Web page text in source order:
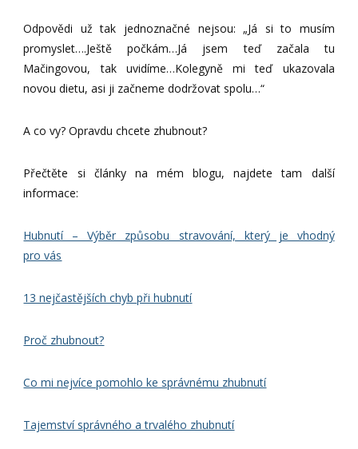
Odpovědi už tak jednoznačné nejsou: „Já si to musím
promyslet….Ještě počkám…Já jsem teď začala tu
Mačingovou, tak uvidíme…Kolegyně mi teď ukazovala
novou dietu, asi ji začneme dodržovat spolu…“
A co vy? Opravdu chcete zhubnout?
Přečtěte si články na mém blogu, najdete tam další
informace:
Hubnutí – Výběr způsobu stravování, který je vhodný
pro vás
13 nejčastějších chyb při hubnutí
Proč zhubnout?
Co mi nejvíce pomohlo ke správnému zhubnutí
Tajemství správného a trvalého zhubnutí